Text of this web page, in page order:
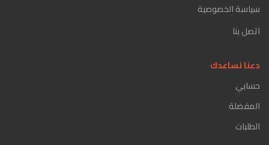
سياسة الخصوصية
اتصل بنا
دعنا نساعدك
حسابي
المفضلة
الطلبات